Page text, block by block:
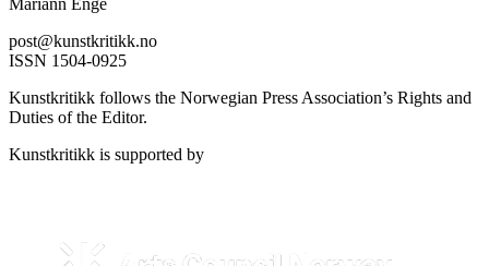
post@kunstkritikk.no
ISSN 1504-0925
Kunstkritikk follows the Norwegian Press Association’s Rights and
Duties of the Editor.
Kunstkritikk is supported by